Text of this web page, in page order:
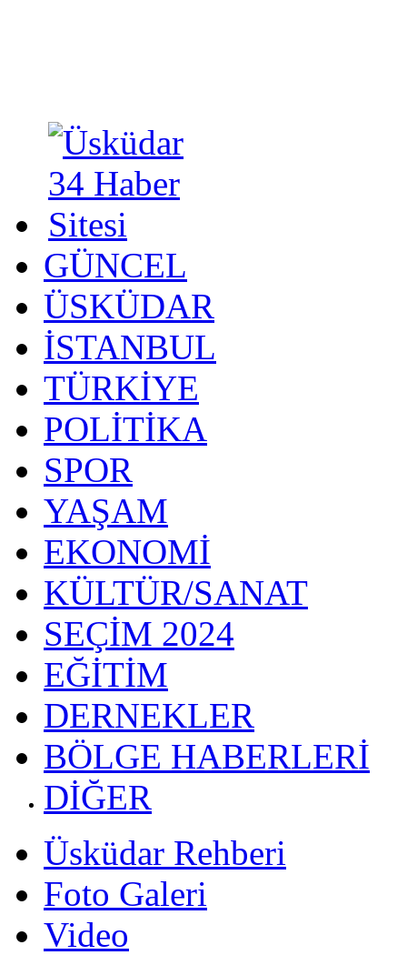
GÜNCEL
ÜSKÜDAR
İSTANBUL
TÜRKİYE
POLİTİKA
SPOR
YAŞAM
EKONOMİ
KÜLTÜR/SANAT
SEÇİM 2024
EĞİTİM
DERNEKLER
BÖLGE HABERLERİ
DİĞER
Üsküdar Rehberi
Foto Galeri
Video